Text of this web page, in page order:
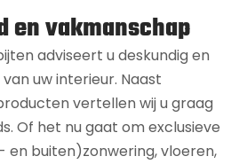
en vakmanschap
adviseert u deskundig en
uw interieur. Naast
vertellen wij u graag
Of het nu gaat om exclusieve
en buiten)zonwering, vloeren,